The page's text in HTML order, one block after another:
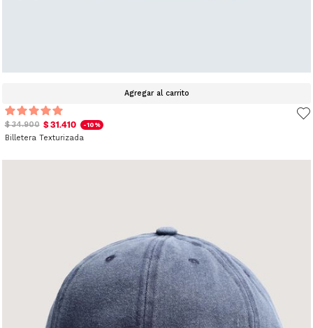
Agregar al carrito
$ 34.900 $ 31.410 -10%
Billetera Texturizada